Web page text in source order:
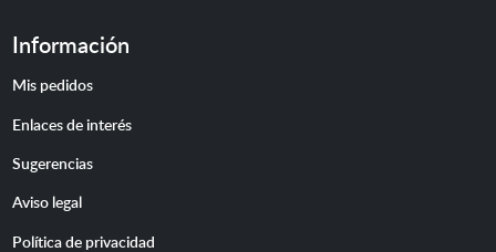
Información
Mis pedidos
Enlaces de interés
Sugerencias
Aviso legal
Política de privacidad